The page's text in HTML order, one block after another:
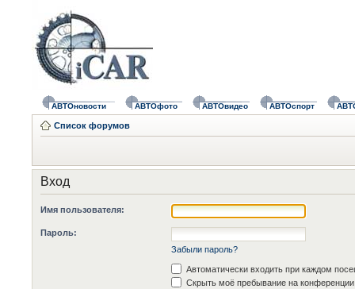
АВТОновости АВТОфото АВТОвидео АВТОспорт
Список форумов
Вход
Имя пользователя:
Пароль:
Забыли пароль?
Автоматически входить при каждом
Скрыть моё пребывание на конференции